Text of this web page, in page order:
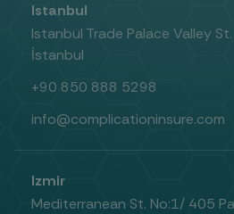
Istanbul
Istanbul Trade Palace Valley
İstanbul
+90 850 888 5298
info@complicationinsure.com
Izmir
Mediterranean St. No:1/ 405